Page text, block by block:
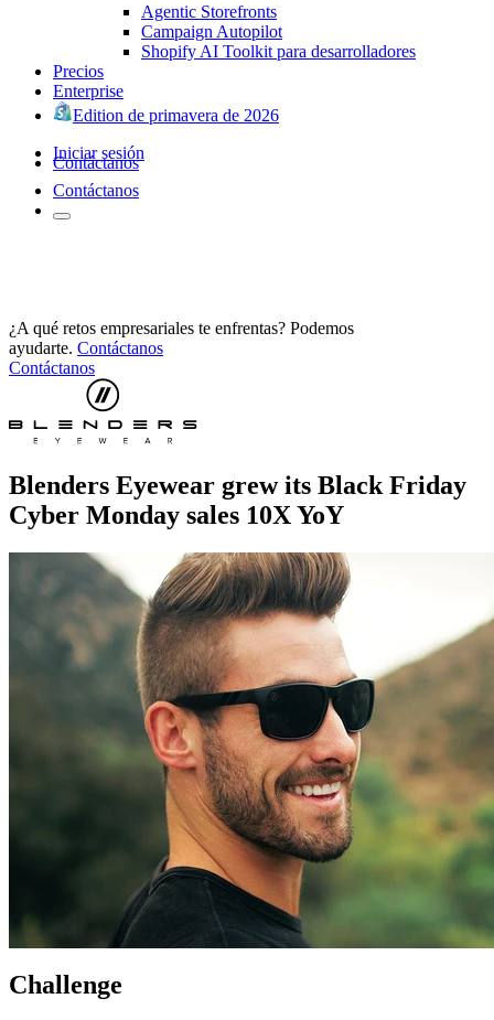
Agentic Storefronts
Campaign Autopilot
Shopify AI Toolkit para desarrolladores
Precios
Enterprise
Edition de primavera de 2026
Iniciar sesión
Contáctanos
Contáctanos
¿A qué retos empresariales te enfrentas? Podemos
ayudarte. Contáctanos
Contáctanos
Blenders Eyewear grew its Black Friday
Cyber Monday sales 10X YoY
Challenge